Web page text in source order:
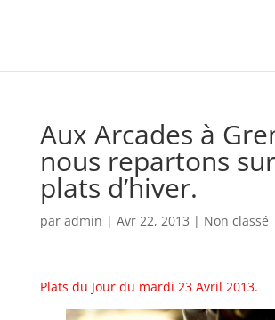
Aux Arcades à
nous repartons
plats d’hiver.
par admin | Avr 22, 2013 | Non classé
Plats du Jour du mardi 23 Avril 2013.